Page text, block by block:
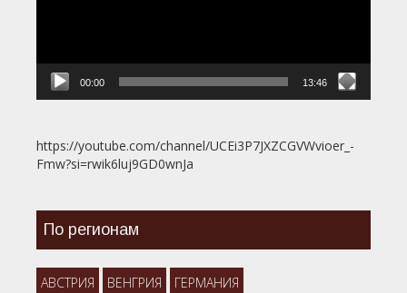
00:00 13:46
https://youtube.com/channel/UCEi3P7JXZCGVWvioer_-
Fmw?si=rwik6luj9GD0wnJa
По регионам
АВСТРИЯ ВЕНГРИЯ ГЕРМАНИЯ